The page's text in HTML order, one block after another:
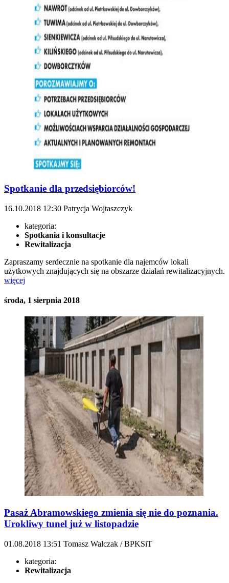
Spotkanie dla przedsiębiorców!
16.10.2018 12:30 Patrycja Wojtaszczyk
kategoria:
Spotkania i konsultacje
Rewitalizacja
Zapraszamy serdecznie na spotkanie dla najemców lokali
użytkowych znajdujących się na obszarze działań rewitalizacyjnych.
więcej
środa, 1 sierpnia 2018
Pasaż Abramowskiego zmienia się nie do poznania.
Urokliwy tunel już w listopadzie
01.08.2018 13:51 Tomasz Walczak / BPKSiT
kategoria:
Rewitalizacja